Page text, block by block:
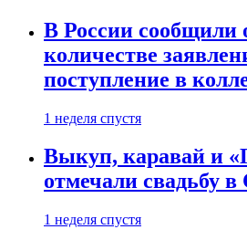
В России сообщили
количестве
поступление в
1 неделя спустя
Выкуп, каравай и
отмечали свадьбу
1 неделя спустя